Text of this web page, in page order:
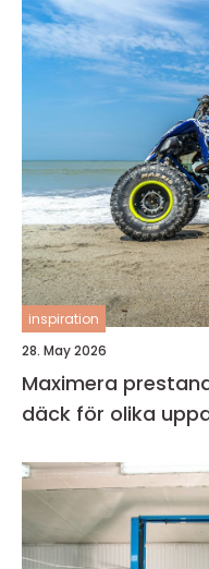
inspiration
28. May 2026
Maximera
däck för olika